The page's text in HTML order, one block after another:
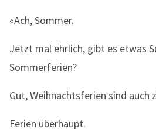
«Ach, Sommer.
Jetzt mal ehrlich, gibt es etwas
Sommerferien?
Gut, Weihnachtsferien sind auch
Ferien überhaupt.